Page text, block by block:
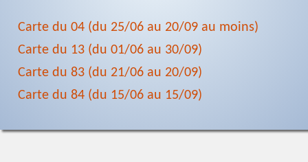
Carte du 04 (du 25/06 au 20/09 au moins)
Carte du 13 (du 01/06 au 30/09)
Carte du 83 (du 21/06 au 20/09)
Carte du 84 (du 15/06 au 15/09)